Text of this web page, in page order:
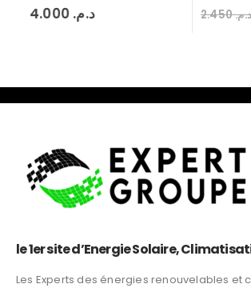
sur 5 د.م.4.000 sur 5 د.م.2.450
le 1er site d’Energie Solaire,
Les Experts des énergies renouvelables et